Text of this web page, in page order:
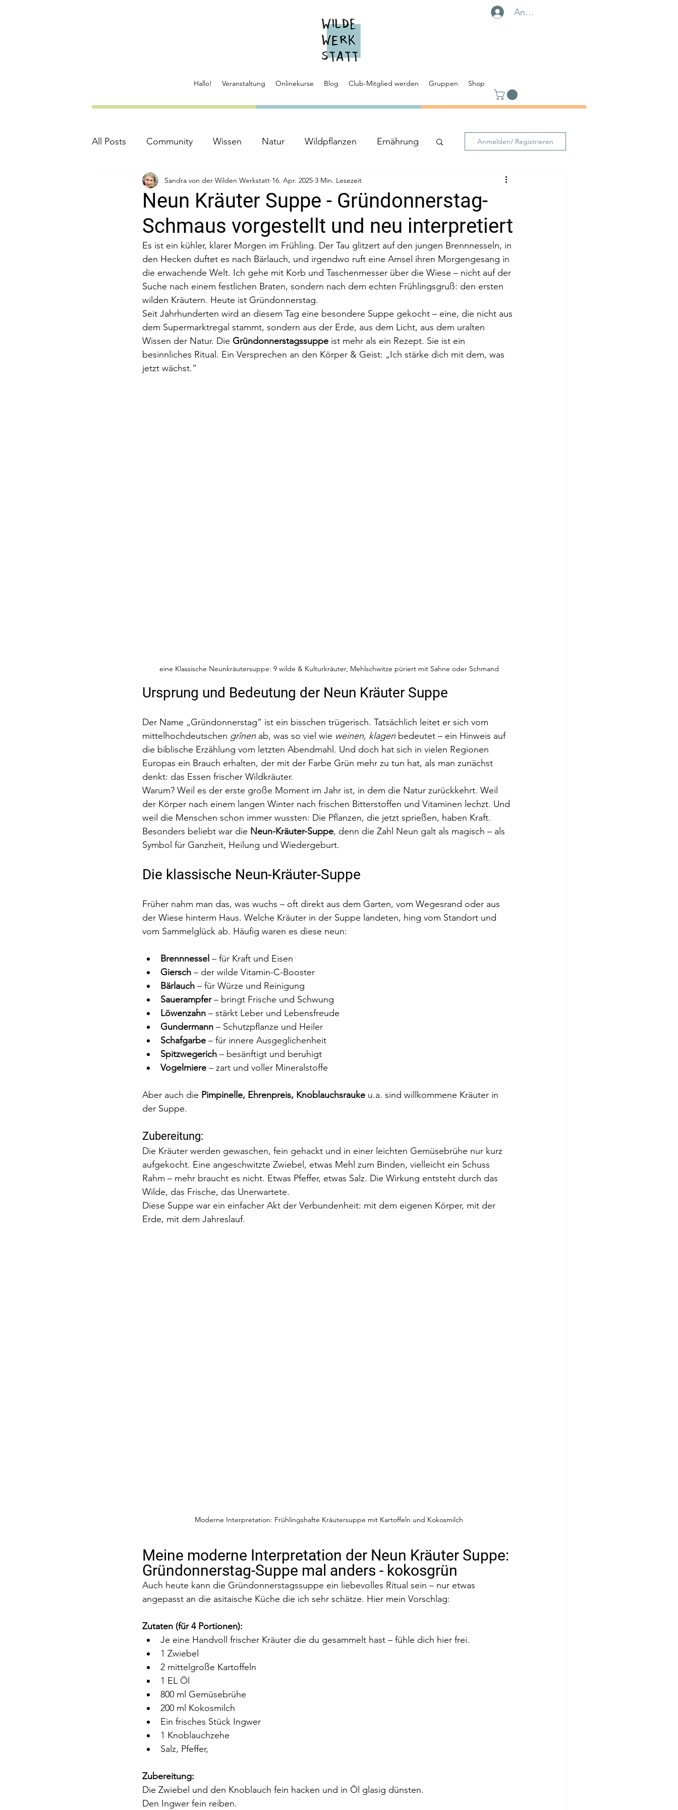
Anmelden
Hallo! Veranstaltung Onlinekurse Blog Club-Mitglied werden Gruppen Shop
All Posts Community Wissen Natur Wildpflanzen Ernährung
Rezepte Achtsamkeit
Anmelden/ Registrieren
Neun Kräuter Suppe - Gründonnerstag-
Schmaus vorgestellt und neu interpretiert
Sandra von der Wilden Werkstatt 16. Apr. 2025 3 Min. Lesezeit
Es ist ein kühler, klarer Morgen im Frühling. Der Tau glitzert auf den jungen Brennnesseln, in
den Hecken duftet es nach Bärlauch, und irgendwo ruft eine Amsel ihren Morgengesang in
die erwachende Welt. Ich gehe mit Korb und Taschenmesser über die Wiese – nicht auf der
Suche nach einem festlichen Braten, sondern nach dem echten Frühlingsgruß: den ersten
wilden Kräutern. Heute ist Gründonnerstag.
Seit Jahrhunderten wird an diesem Tag eine besondere Suppe gekocht – eine, die nicht aus
dem Supermarktregal stammt, sondern aus der Erde, aus dem Licht, aus dem uralten
Wissen der Natur. Die Gründonnerstagssuppe ist mehr als ein Rezept. Sie ist ein
besinnliches Ritual. Ein Versprechen an den Körper & Geist: „Ich stärke dich mit dem, was
jetzt wächst.“
eine Klassische Neunkräutersuppe: 9 wilde & Kulturkräuter, Mehlschwitze püriert mit Sahne oder Schmand
Ursprung und Bedeutung der Neun Kräuter Suppe
Der Name „Gründonnerstag“ ist ein bisschen trügerisch. Tatsächlich leitet er sich vom
mittelhochdeutschen grînen ab, was so viel wie weinen, klagen bedeutet – ein Hinweis auf
die biblische Erzählung vom letzten Abendmahl. Und doch hat sich in vielen Regionen
Europas ein Brauch erhalten, der mit der Farbe Grün mehr zu tun hat, als man zunächst
denkt: das Essen frischer Wildkräuter.
Warum? Weil es der erste große Moment im Jahr ist, in dem die Natur zurückkehrt. Weil
der Körper nach einem langen Winter nach frischen Bitterstoffen und Vitaminen lechzt. Und
weil die Menschen schon immer wussten: Die Pflanzen, die jetzt sprießen, haben Kraft.
Besonders beliebt war die Neun-Kräuter-Suppe, denn die Zahl Neun galt als magisch – als
Symbol für Ganzheit, Heilung und Wiedergeburt.
Die klassische Neun-Kräuter-Suppe
Früher nahm man das, was wuchs – oft direkt aus dem Garten, vom Wegesrand oder aus
der Wiese hinterm Haus. Welche Kräuter in der Suppe landeten, hing vom Standort und
vom Sammelglück ab. Häufig waren es diese neun:
Brennnessel – für Kraft und Eisen
Giersch – der wilde Vitamin-C-Booster
Bärlauch – für Würze und Reinigung
Sauerampfer – bringt Frische und Schwung
Löwenzahn – stärkt Leber und Lebensfreude
Gundermann – Schutzpflanze und Heiler
Schafgarbe – für innere Ausgeglichenheit
Spitzwegerich – besänftigt und beruhigt
Vogelmiere – zart und voller Mineralstoffe
Aber auch die Pimpinelle, Ehrenpreis, Knoblauchsrauke u.a. sind willkommene Kräuter in
der Suppe.
Zubereitung:
Die Kräuter werden gewaschen, fein gehackt und in einer leichten Gemüsebrühe nur kurz
aufgekocht. Eine angeschwitzte Zwiebel, etwas Mehl zum Binden, vielleicht ein Schuss
Rahm – mehr braucht es nicht. Etwas Pfeffer, etwas Salz. Die Wirkung entsteht durch das
Wilde, das Frische, das Unerwartete.
Diese Suppe war ein einfacher Akt der Verbundenheit: mit dem eigenen Körper, mit der
Erde, mit dem Jahreslauf.
Moderne Interpretation: Frühlingshafte Kräutersuppe mit Kartoffeln und Kokosmilch
Meine moderne Interpretation der Neun Kräuter Suppe:
Gründonnerstag-Suppe mal anders - kokosgrün
Auch heute kann die Gründonnerstagssuppe ein liebevolles Ritual sein – nur etwas
angepasst an die asitaische Küche die ich sehr schätze. Hier mein Vorschlag:
Zutaten (für 4 Portionen):
Je eine Handvoll frischer Kräuter die du gesammelt hast – fühle dich hier frei.
1 Zwiebel​
2 mittelgroße Kartoffeln​
1 EL Öl​
800 ml Gemüsebrühe​
200 ml Kokosmilch​
Ein frisches Stück Ingwer
1 Knoblauchzehe
Salz, Pfeffer,
Zubereitung:
Die Zwiebel und den Knoblauch fein hacken und in Öl glasig dünsten.​
Den Ingwer fein reiben.